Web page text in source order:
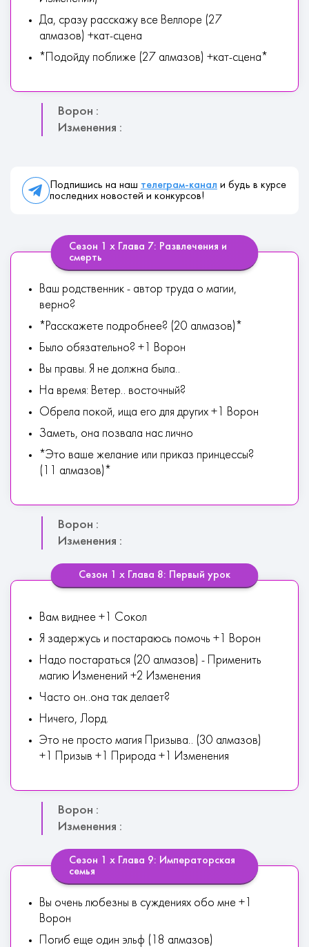
Да, сразу расскажу все Веллоре (27
алмазов) +кат-сцена
*Подойду поближе (27 алмазов) +кат-сцена*
Ворон :
Изменения :
Подпишись на наш телеграм-канал и будь в курсе
последних новостей и конкурсов!
Сезон 1 х Глава 7: Развлечения и
смерть
Ваш родственник - автор труда о магии,
верно?
*Расскажете подробнее? (20 алмазов)*
Было обязательно? +1 Ворон
Вы правы. Я не должна была..
На время: Ветер.. восточный?
Обрела покой, ища его для других +1 Ворон
Заметь, она позвала нас лично
*Это ваше желание или приказ принцессы?
(11 алмазов)*
Ворон :
Изменения :
Сезон 1 х Глава 8: Первый урок
Вам виднее +1 Сокол
Я задержусь и постараюсь помочь +1 Ворон
Надо постараться (20 алмазов) - Применить
магию Изменений +2 Изменения
Часто он..она так делает?
Ничего, Лорд.
Это не просто магия Призыва.. (30 алмазов)
+1 Призыв +1 Природа +1 Изменения
Ворон :
Изменения :
Сезон 1 х Глава 9: Императорская
семья
Вы очень любезны в суждениях обо мне +1
Ворон
Погиб еще один эльф (18 алмазов)